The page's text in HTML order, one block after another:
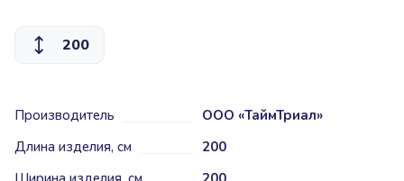
200
Производитель
ООО «ТаймТриал»
Длина изделия, см
200